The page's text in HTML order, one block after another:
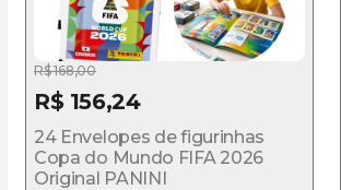
R$ 168,00
R$ 156,24
24 Envelopes de figurinhas
Copa do Mundo FIFA 2026
Original PANINI